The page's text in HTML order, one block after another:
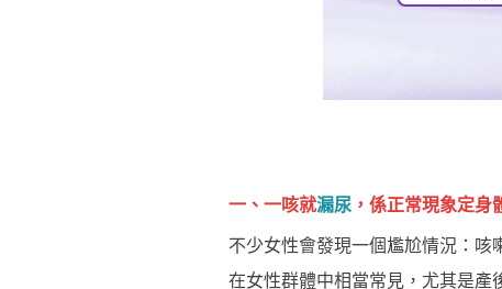
一、一咳就漏尿，係正常現象定身
不少女性會發現一個尷尬情況：咳
在女性群體中相當常見，尤其是產